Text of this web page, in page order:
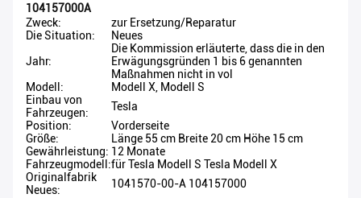
104157000A
Zweck:
zur Ersetzung/Reparatur
Die Situation:
Neues
Jahr:
Die Kommission erläuterte, dass die in den
Erwägungsgründen 1 bis 6 genannten
Maßnahmen nicht in vol
Modell:
Modell X, Modell S
Einbau von
Fahrzeugen:
Tesla
Position:
Vorderseite
Größe:
Länge 55 cm Breite 20 cm Höhe 15 cm
Gewährleistung: 12 Monate
Fahrzeugmodell:für Tesla Modell S Tesla Modell X
Originalfabrik
Neues:
1041570-00-A 104157000